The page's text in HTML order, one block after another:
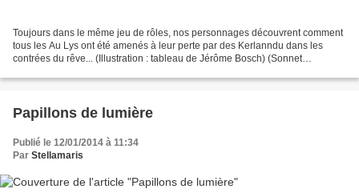
Toujours dans le même jeu de rôles, nos personnages découvrent comment
tous les Au Lys ont été amenés à leur perte par des Kerlanndu dans les
contrées du rêve... (Illustration : tableau de Jérôme Bosch) (Sonnet
Papillons de lumière
Publié le 12/01/2014 à 11:34
Par Stellamaris